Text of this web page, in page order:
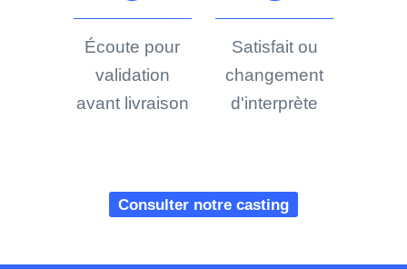
Écoute pour
validation
avant livraison
Satisfait ou
changement
d'interprète
Consulter notre casting